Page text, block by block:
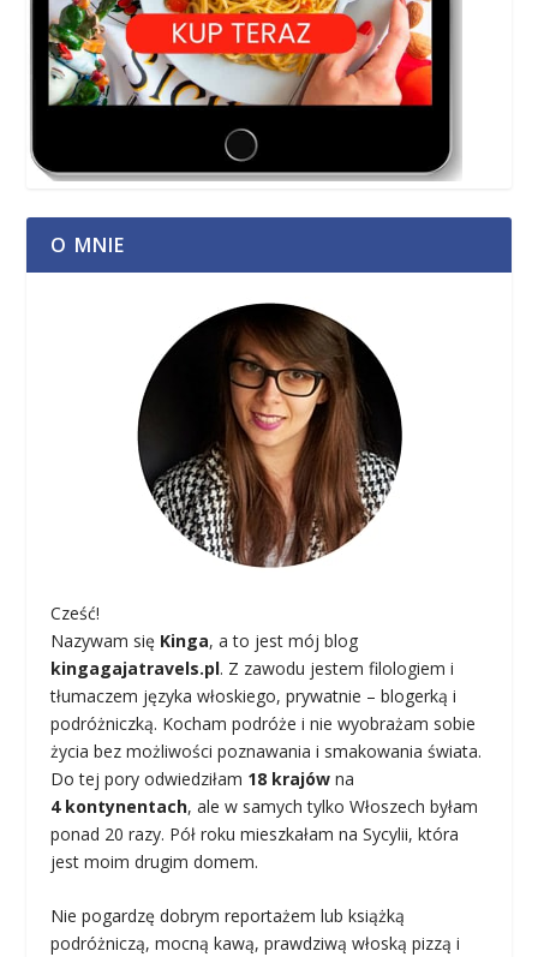
O MNIE
Cześć!
Nazywam się Kinga, a to jest mój blog
kingagajatravels.pl. Z zawodu jestem filologiem i
tłumaczem języka włoskiego, prywatnie – blogerką i
podróżniczką. Kocham podróże i nie wyobrażam sobie
życia bez możliwości poznawania i smakowania świata.
Do tej pory odwiedziłam 18 krajów na
4 kontynentach, ale w samych tylko Włoszech byłam
ponad 20 razy. Pół roku mieszkałam na Sycylii, która
jest moim drugim domem.
Nie pogardzę dobrym reportażem lub książką
podróżniczą, mocną kawą, prawdziwą włoską pizzą i